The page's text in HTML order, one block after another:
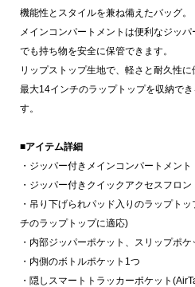
機能性とスタイルを兼ね備えたバッグ。
メインコンパートメントは便利なジッ
でも持ち物を安全に保管できます。
リップストップ生地で、軽さと耐久性に
最大14インチのラップトップを収納で
す。
■アイテム詳細
・ジッパー付きメインコンパートメント
・ジッパー付きクイックアクセスフロン
・吊り下げられパッド入りのラップト
チのラップトップに適応)
・内部ジッパーポケット、スリップポケ
・内側のボトルポケット1つ
・隠しスマートトラッカーポケット